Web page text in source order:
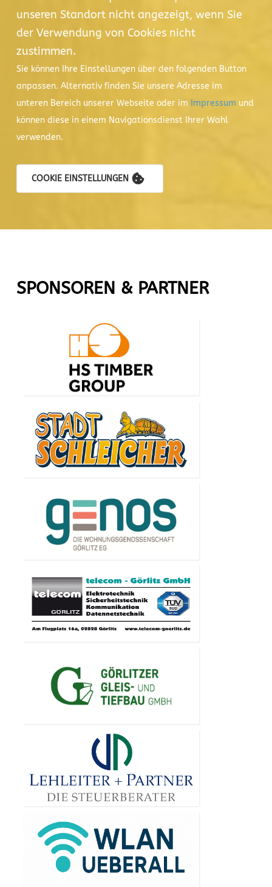
unseren Standort nicht angezeigt, wenn Sie
der Verwendung von Cookies nicht
zustimmen.
Sie können Ihre Einstellungen über den folgenden Button
anpassen. Alternativ finden Sie unsere Adresse im
unteren Bereich unserer Webseite oder im Impressum und
können diese in einem Navigationsdienst Ihrer Wahl
verwenden.
COOKIE EINSTELLUNGEN
SPONSOREN & PARTNER